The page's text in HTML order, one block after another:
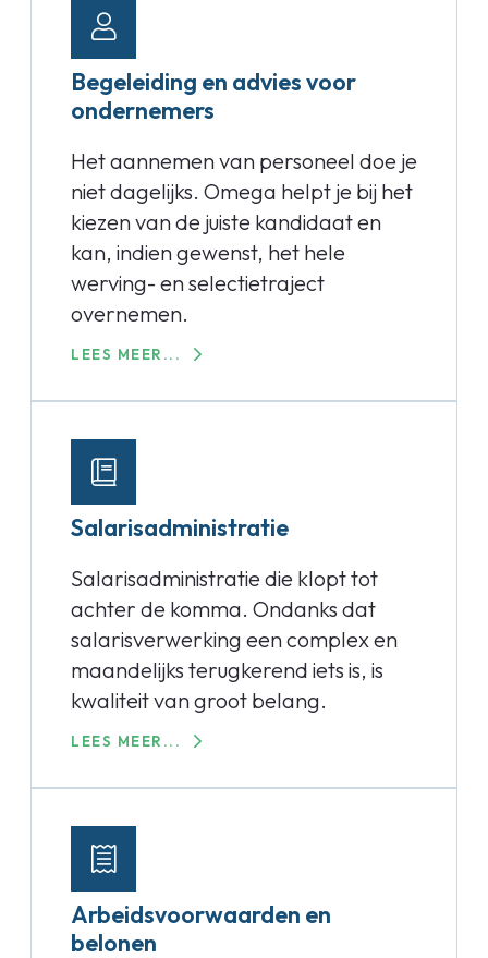
Begeleiding en advies voor
ondernemers
Het aannemen van personeel doe je
niet dagelijks. Omega helpt je bij het
kiezen van de juiste kandidaat en
kan, indien gewenst, het hele
werving- en selectietraject
overnemen.
LEES MEER...
Salarisadministratie
Salarisadministratie die klopt tot
achter de komma. Ondanks dat
salarisverwerking een complex en
maandelijks terugkerend iets is, is
kwaliteit van groot belang.
LEES MEER...
Arbeidsvoorwaarden en
belonen